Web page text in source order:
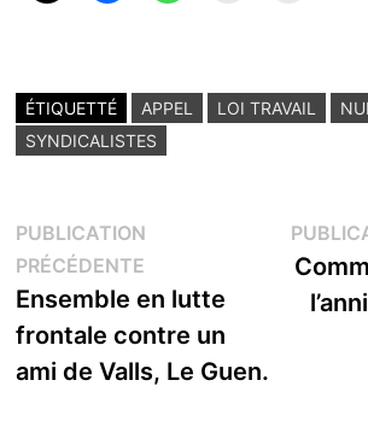
ÉTIQUETTÉ APPEL LOI TRAVAIL
SYNDICALISTES
Navigation
de
l’article
PUBLICATION
PRÉCÉDENTEPublication
précédente :
Ensemble en lutte
frontale contre un
ami de Valls, Le Guen.